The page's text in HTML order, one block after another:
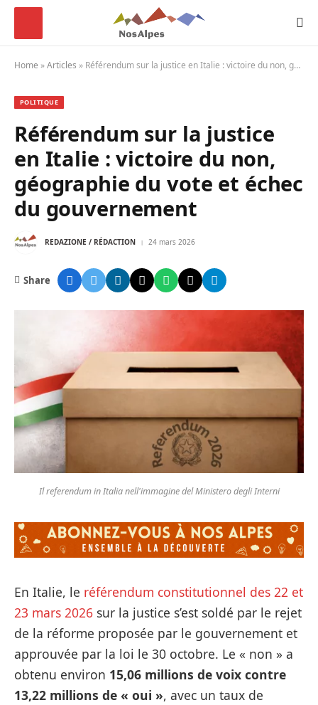
Home »Articles » Référendum sur la justice en Italie : victoire du non, géographie du vote et échec du gouvernement
POLITIQUE
Référendum sur la justice
en Italie : victoire du non,
géographie du vote et échec
du gouvernement
REDAZIONE / RÉDACTION 24 mars 2026
Share
Il referendum in Italia nell'immagine del Ministero degli Interni
En Italie, le référendum constitutionnel des 22 et
23 mars 2026 sur la justice s’est soldé par le rejet
de la réforme proposée par le gouvernement et
approuvée par la loi le 30 octobre. Le « non » a
obtenu environ 15,06 millions de voix contre
13,22 millions de « oui », avec un taux de